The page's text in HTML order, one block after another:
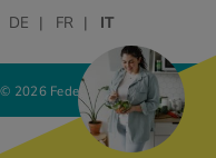
© 2026 Federazione delle
DE FR IT